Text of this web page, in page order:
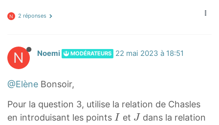
}
a
o
w
{
M
B
}
N 2 réponses
N Noemi MODÉRATEURS 22 mai 2023 à 18:51
@Elène Bonsoir,
Pour la question 3, utilise la relation de Chasles
en introduisant les points I
I et J
Jdans la relation